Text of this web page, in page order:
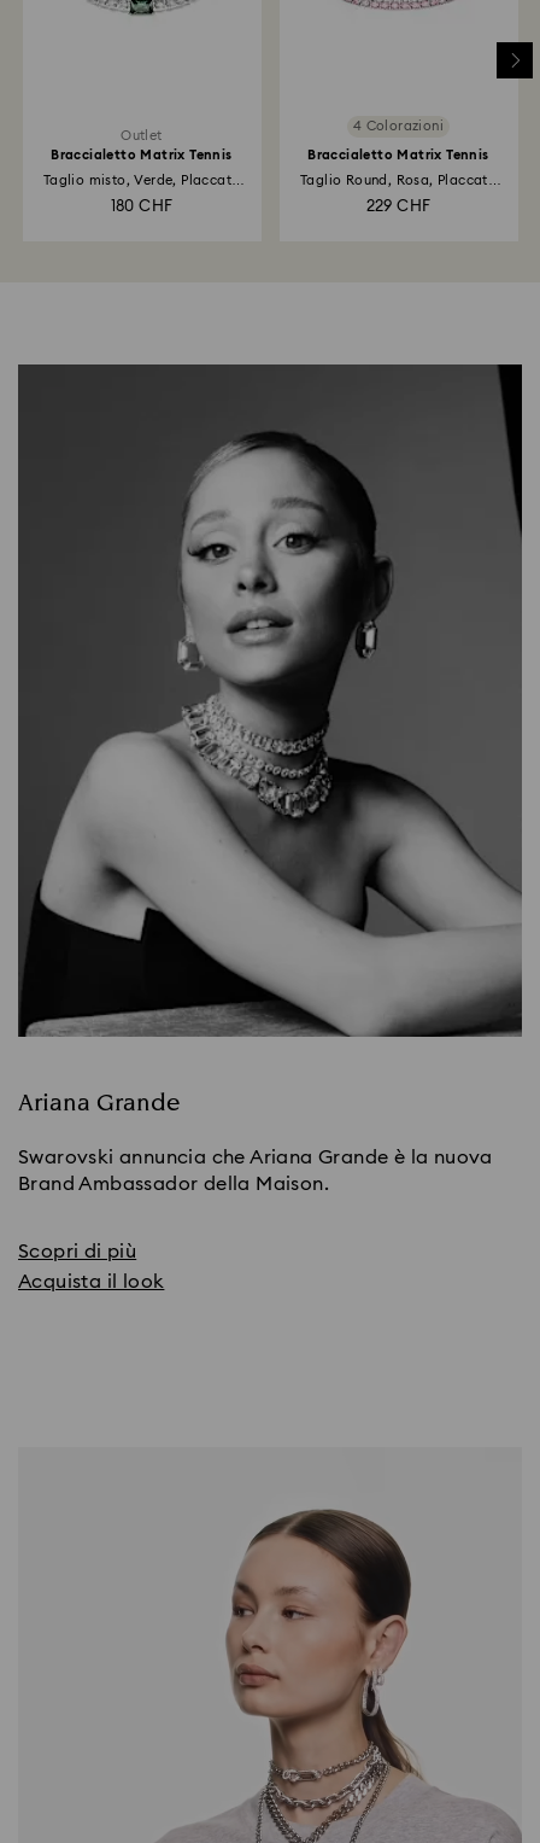
Outlet
Braccialetto Matrix Tennis
Taglio misto, Verde, Placcato
180 CHF
4 Colorazioni
Braccialetto Matrix Tennis
Taglio Round, Rosa, Placcato
229 CHF
Ariana Grande
Swarovski annuncia che Ariana Grande è la nuova
Brand Ambassador della Maison.
Scopri di più
Acquista il look